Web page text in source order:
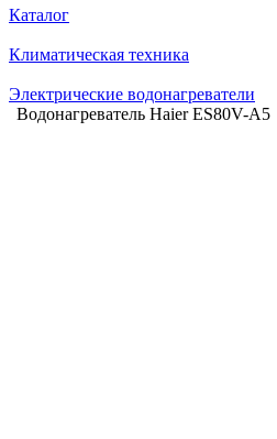
Каталог
Климатическая техника
Электрические водонагреватели
Водонагреватель Haier ES80V-A5